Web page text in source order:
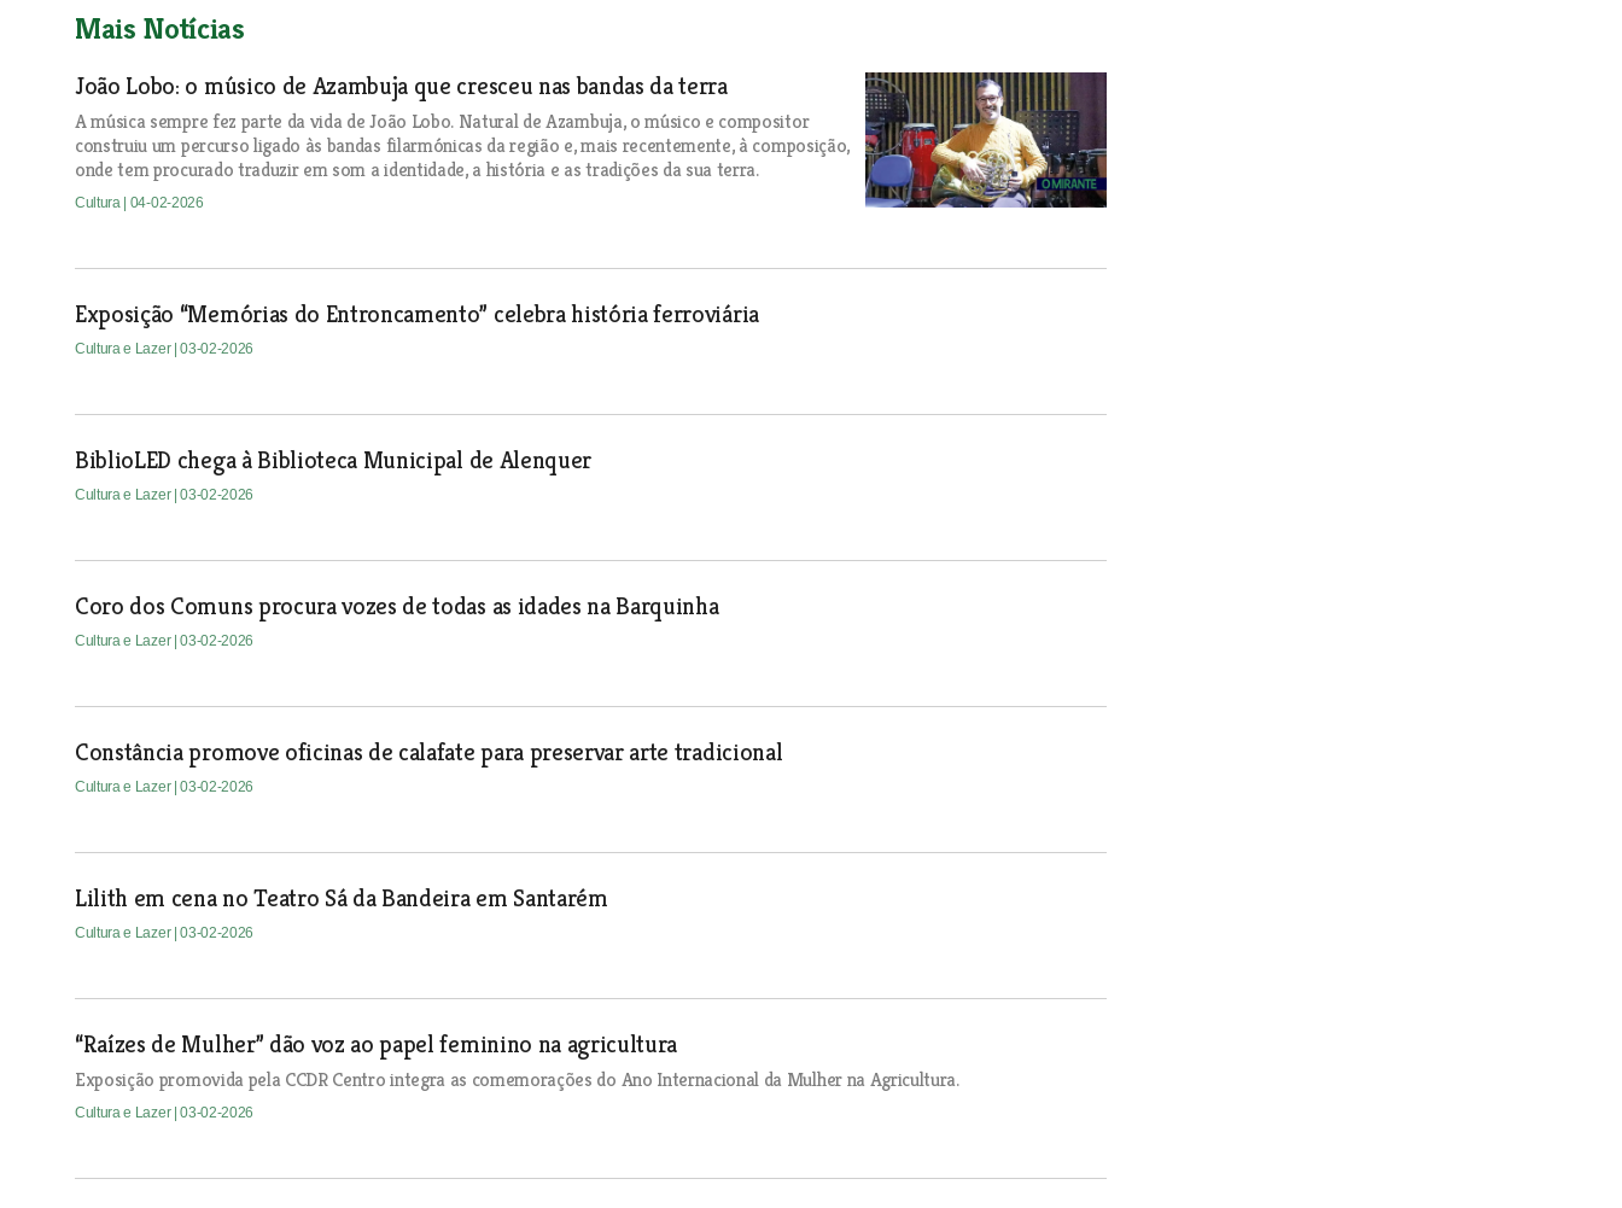
Mais Notícias
João Lobo: o músico de Azambuja que cresceu nas bandas da terra
A música sempre fez parte da vida de João Lobo. Natural de Azambuja, o músico e compositor
construiu um percurso ligado às bandas filarmónicas da região e, mais recentemente, à composição,
onde tem procurado traduzir em som a identidade, a história e as tradições da sua terra.
Cultura | 04-02-2026
Exposição “Memórias do Entroncamento” celebra história ferroviária
Cultura e Lazer | 03-02-2026
BiblioLED chega à Biblioteca Municipal de Alenquer
Cultura e Lazer | 03-02-2026
Coro dos Comuns procura vozes de todas as idades na Barquinha
Cultura e Lazer | 03-02-2026
Constância promove oficinas de calafate para preservar arte tradicional
Cultura e Lazer | 03-02-2026
Lilith em cena no Teatro Sá da Bandeira em Santarém
Cultura e Lazer | 03-02-2026
“Raízes de Mulher” dão voz ao papel feminino na agricultura
Exposição promovida pela CCDR Centro integra as comemorações do Ano Internacional da Mulher na Agricultura.
Cultura e Lazer | 03-02-2026